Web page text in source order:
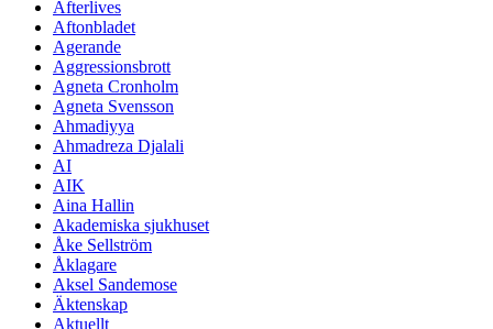
Afterlives
Aftonbladet
Agerande
Aggressionsbrott
Agneta Cronholm
Agneta Svensson
Ahmadiyya
Ahmadreza Djalali
AI
AIK
Aina Hallin
Akademiska sjukhuset
Åke Sellström
Åklagare
Aksel Sandemose
Äktenskap
Aktuellt